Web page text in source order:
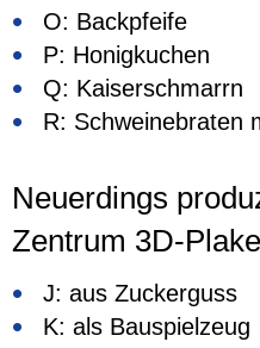
O: Backpfeife
P: Honigkuchen
Q: Kaiserschmarrn
R: Schweinebraten
Neuerdings
Zentrum 3D-
J: aus Zuckerguss
K: als Bauspielzeug